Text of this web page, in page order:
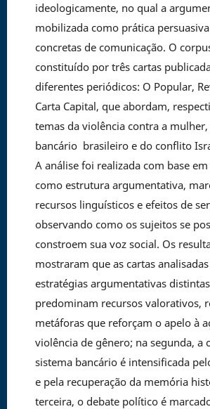
ideologicamente, no qual a
mobilizada como prática
concretas de comunicação. O
constituído por três cartas
diferentes periódicos: O Popular,
Carta Capital, que abordam,
temas da violência contra a
bancário brasileiro e do conflito
A análise foi realizada com base
como estrutura argumentativa,
recursos linguísticos e efeitos de
observando como os sujeitos se
constroem sua voz social. Os
mostraram que as cartas
estratégias argumentativas
predominam recursos valorativos,
metáforas que reforçam o apelo à
violência de gênero; na segunda, a
sistema bancário é intensificada
e pela recuperação da memória
terceira, o debate político é